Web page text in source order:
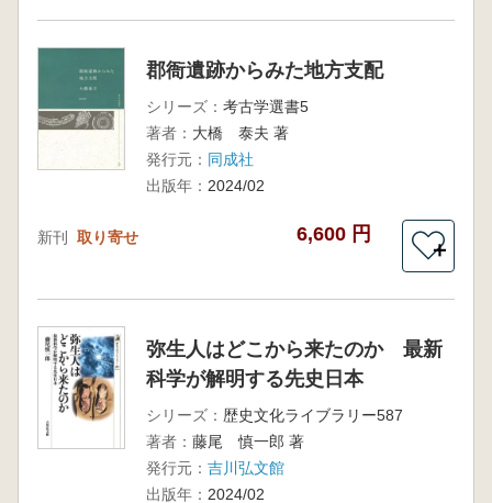
郡衙遺跡からみた地方支配
シリーズ： 考古学選書5
著者： 大橋 泰夫 著
発行元： 同成社
出版年： 2024/02
新刊 取り寄せ 6,600 円
＋
弥生人はどこから来たのか 最新
科学が解明する先史日本
シリーズ： 歴史文化ライブラリー587
著者： 藤尾 慎一郎 著
発行元： 吉川弘文館
出版年： 2024/02